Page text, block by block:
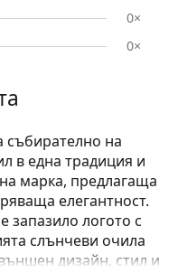
0×
0×
събирателно на
в една традиция и
марка, предлагаща
елегантност.
запазило логото с
слънчеви очила
дизайн, стил и